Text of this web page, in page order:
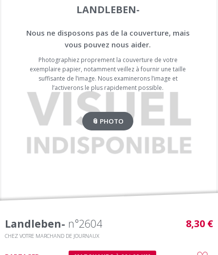
LANDLEBEN-
Nous ne disposons pas de la couverture, mais
vous pouvez nous aider.
Photographiez proprement la couverture de votre
exemplaire papier, notamment veillez à fournir une taille
suffisante de l’image. Nous examinerons l’image et
l’activerons le plus rapidement possible.
📎 PHOTO
Landleben- n°2604
CHEZ VOTRE MARCHAND DE JOURNAUX
8,30 €